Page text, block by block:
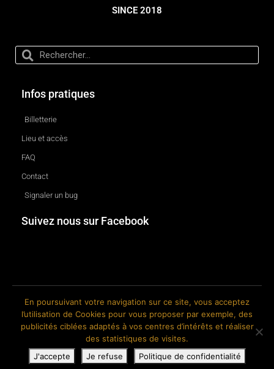
SINCE 2018
Infos pratiques
Billetterie
Lieu et accès
FAQ
Contact
Signaler un bug
Suivez nous sur Facebook
© 2018-2026 The Ink Factory. Site web réalisé par Roland CAUVIN.
En poursuivant votre navigation sur ce site, vous acceptez
l’utilisation de Cookies pour vous proposer par exemple, des
publicités ciblées adaptés à vos centres d’intérêts et réaliser
des statistiques de visites.
J'accepte
Je refuse Politique de confidentialité